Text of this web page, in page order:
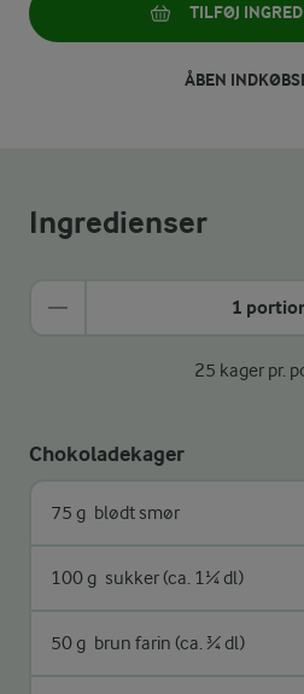
TILFØJ
ÅBEN
Ingredienser
1
25 kager pr.
Chokoladekager
75 g blødt smør
100 g sukker (ca. 1¼ dl)
50 g brun farin (ca. ¾ dl)